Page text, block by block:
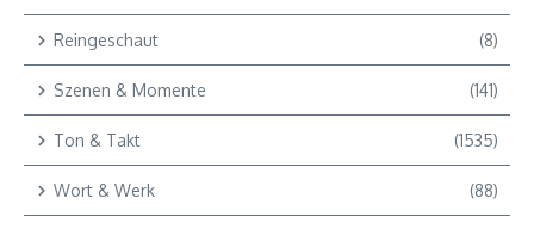
Reingeschaut (8)
Szenen & Momente (141)
Ton & Takt (1535)
Wort & Werk (88)